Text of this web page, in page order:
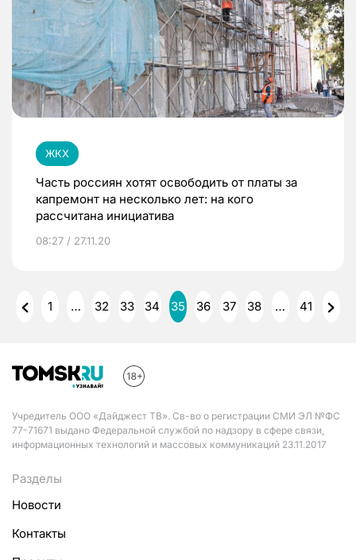
ЖКХ
Часть россиян хотят освободить от платы за
капремонт на несколько лет: на кого
рассчитана инициатива
08:27 / 27.11.20
1 … 32 33 34 35 36 37 38 … 41
Учредитель ООО «Дайджест ТВ». Св-во о регистрации СМИ ЭЛ №ФС
77-71671 выдано Федеральной службой по надзору в сфере связи,
информационных технологий и массовых коммуникаций 23.11.2017
Разделы
Новости
Контакты